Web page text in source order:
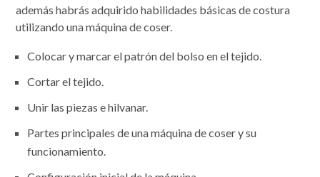
además habrás adquirido habilidades básicas de costura
utilizando una máquina de coser.
Colocar y marcar el patrón del bolso en el tejido.
Cortar el tejido.
Unir las piezas e hilvanar.
Partes principales de una máquina de coser y su
funcionamiento.